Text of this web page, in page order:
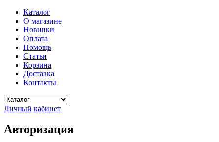
Каталог
О магазине
Новинки
Оплата
Помощь
Статьи
Корзина
Доставка
Контакты
Личный кабинет
Авторизация